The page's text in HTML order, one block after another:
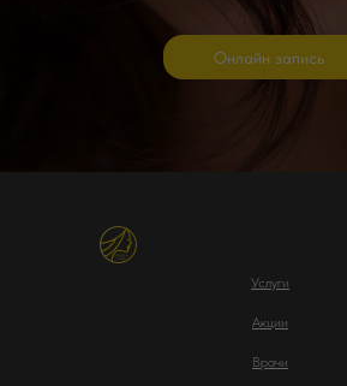
Онлайн запись
Услуги
Акции
Врачи